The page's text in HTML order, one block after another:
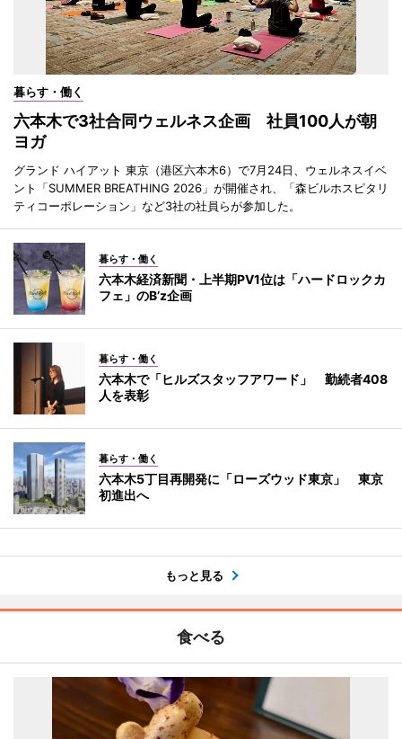
暮らす・働く
六本木で3社合同ウェルネス企画 社員100人が朝
ヨガ
グランド ハイアット 東京（港区六本木6）で7月24日、ウェルネスイベ
ント「SUMMER BREATHING 2026」が開催され、「森ビルホスピタリ
ティコーポレーション」など3社の社員らが参加した。
暮らす・働く
六本木経済新聞・上半期PV1位は「ハードロックカ
フェ」のB’z企画
暮らす・働く
六本木で「ヒルズスタッフアワード」 勤続者408
人を表彰
暮らす・働く
六本木5丁目再開発に「ローズウッド東京」 東京
初進出へ
もっと見る
食べる